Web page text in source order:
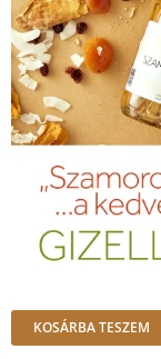
KOSÁRBA TESZEM